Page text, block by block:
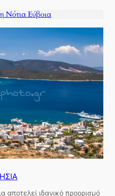
Νότια Εύβοια
αποτελεί ιδανικό προορισμό